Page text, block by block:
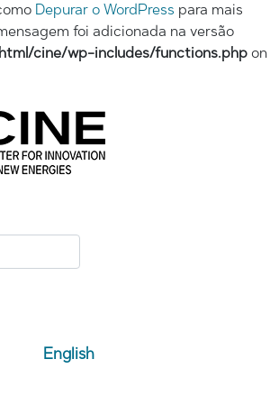
Depurar o WordPress para mais
foi adicionada na versão
cine/wp-includes/functions.php on
English